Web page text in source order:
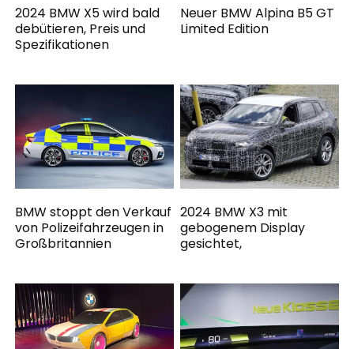
2024 BMW X5 wird bald
debütieren, Preis und
Spezifikationen
Neuer BMW Alpina B5 GT
Limited Edition
BMW stoppt den Verkauf
von Polizeifahrzeugen in
Großbritannien
2024 BMW X3 mit
gebogenem Display
gesichtet,